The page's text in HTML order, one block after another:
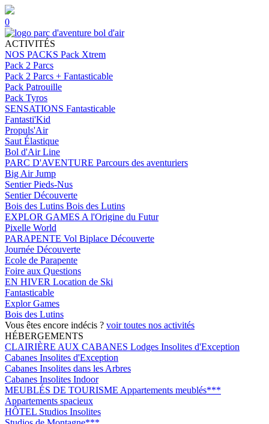
0
ACTIVITÉS
NOS PACKS Pack Xtrem
Pack 2 Parcs
Pack 2 Parcs + Fantasticable
Pack Patrouille
Pack Tyros
SENSATIONS Fantasticable
Fantasti'Kid
Propuls'Air
Saut Élastique
Bol d'Air Line
PARC D'AVENTURE Parcours des aventuriers
Big Air Jump
Sentier Pieds-Nus
Sentier Découverte
Bois des Lutins Bois des Lutins
EXPLOR GAMES A l'Origine du Futur
Pixelle World
PARAPENTE Vol Biplace Découverte
Journée Découverte
Ecole de Parapente
Foire aux Questions
EN HIVER Location de Ski
Fantasticable
Explor Games
Bois des Lutins
Vous êtes encore indécis ? voir toutes nos activités
HÉBERGEMENTS
CLAIRIÈRE AUX CABANES Lodges Insolites d'Exception
Cabanes Insolites d'Exception
Cabanes Insolites dans les Arbres
Cabanes Insolites Indoor
MEUBLÉS DE TOURISME Appartements meublés***
Appartements spacieux
HÔTEL Studios Insolites